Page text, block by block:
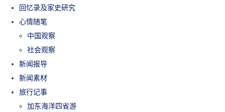
回忆录及家史研究
心情随笔
中国观察
社会观察
新闻报导
新闻素材
旅行记事
加东海洋四省游